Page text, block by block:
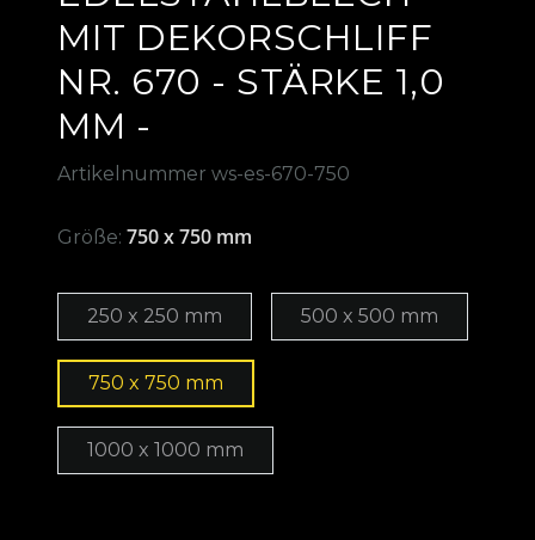
MIT DEKORSCHLIFF
NR. 670 - STÄRKE 1,0
MM -
Artikelnummer ws-es-670-750
Größe: 750 x 750 mm
250 x 250 mm 500 x 500 mm
750 x 750 mm
1000 x 1000 mm